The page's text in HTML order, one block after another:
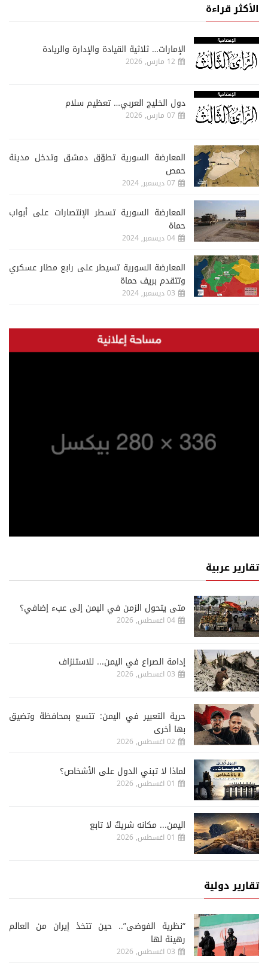
الأكثر قراءة
الإمارات… ثلاثية القيادة والإدارة والريادة
12 مارس, 2026
دول الخليج العربي… تعظيم سلام
07 مارس, 2026
المعارضة السورية تطوّق دمشق وتدخل مدينة
حمص
07 ديسمبر, 2024
المعارضة السورية تسطر الإنتصارات على أبواب
حماة
04 ديسمبر, 2024
المعارضة السورية تسيطر على رابع مطار عسكري
وتتقدم بريف حماة
03 ديسمبر, 2024
تقارير عربية
متى يتحول الزمن في اليمن إلى عبء إضافي؟
04 اغسطس, 2026
إدامة الصراع في اليمن... للاستنزاف
03 اغسطس, 2026
حرية التعبير في اليمن: تتسع بمحافظة وتضيق
بها أخرى
02 اغسطس, 2026
لماذا لا تبني الدول على الأشخاص؟
01 اغسطس, 2026
اليمن... مكانه شريكٌ لا تابع
01 اغسطس, 2026
تقارير دولية
“نظرية الفوضى”.. حين تتخذ إيران من العالم
رهينة لها
03 اغسطس, 2026